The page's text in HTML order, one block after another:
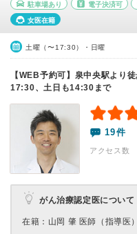
駐車場あり 電子決済可
女医在籍
土曜（〜17:30）・日曜
【WEB予約可】泉中央駅より
17:30、土日も14:30まで
19件
アクセス数
がん治療認定医について
在籍：⼭岡 肇 医師（指導医）